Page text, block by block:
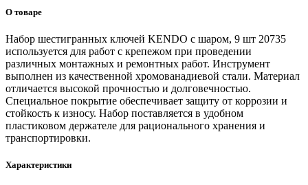
О товаре
Набор шестигранных ключей KENDO с шаром, 9 шт 20735
используется для работ с крепежом при проведении
различных монтажных и ремонтных работ. Инструмент
выполнен из качественной хромованадиевой стали. Материал
отличается высокой прочностью и долговечностью.
Специальное покрытие обеспечивает защиту от коррозии и
стойкость к износу. Набор поставляется в удобном
пластиковом держателе для рационального хранения и
транспортировки.
Характеристики